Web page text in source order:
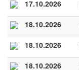
17.10.2026
18.10.2026
18.10.2026
18.10.2026